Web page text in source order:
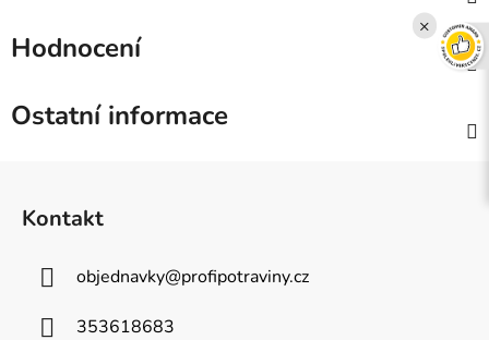
×
Hodnocení
Ostatní informace
Kontakt
objednavky@profipotraviny.cz
353618683